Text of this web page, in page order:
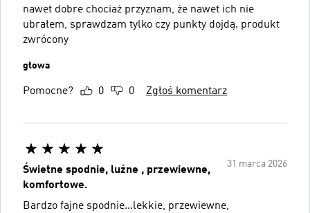
nawet dobre chociaż przyznam, że nawet ich nie
ubrałem, sprawdzam tylko czy punkty dojdą. produkt
zwrócony
głowa
Pomocne? 0 0 Zgłoś komentarz
31 marca 2026
Świetne spodnie, luźne , przewiewne,
komfortowe.
Bardzo fajne spodnie...lekkie, przewiewne,